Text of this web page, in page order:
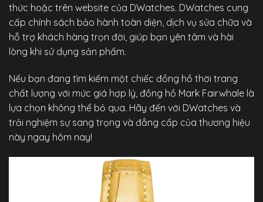
thức hoặc trên website của DWatches. DWatches cung
cấp chính sách bảo hành toàn diện, dịch vụ sửa chữa và
hỗ trợ khách hàng trọn đời, giúp bạn yên tâm và hài
lòng khi sử dụng sản phẩm.
Nếu bạn đang tìm kiếm một chiếc đồng hồ thời trang
chất lượng với mức giá hợp lý, đồng hồ Mark Fairwhale là
lựa chọn không thể bỏ qua. Hãy đến với DWatches và
trải nghiệm sự sang trọng và đẳng cấp của thương hiệu
này ngay hôm nay!